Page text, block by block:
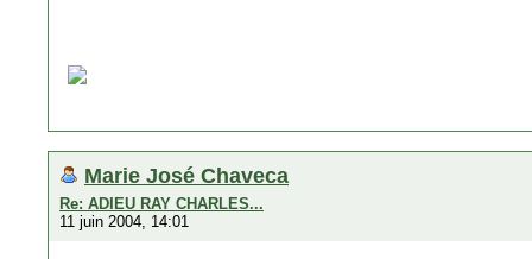
Marie José Chaveca
Re: ADIEU RAY CHARLES...
11 juin 2004, 14:01